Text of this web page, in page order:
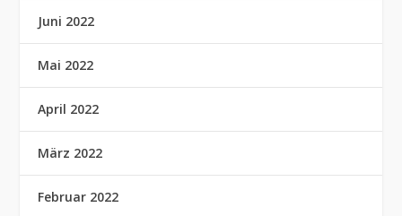
Juni 2022
Mai 2022
April 2022
März 2022
Februar 2022